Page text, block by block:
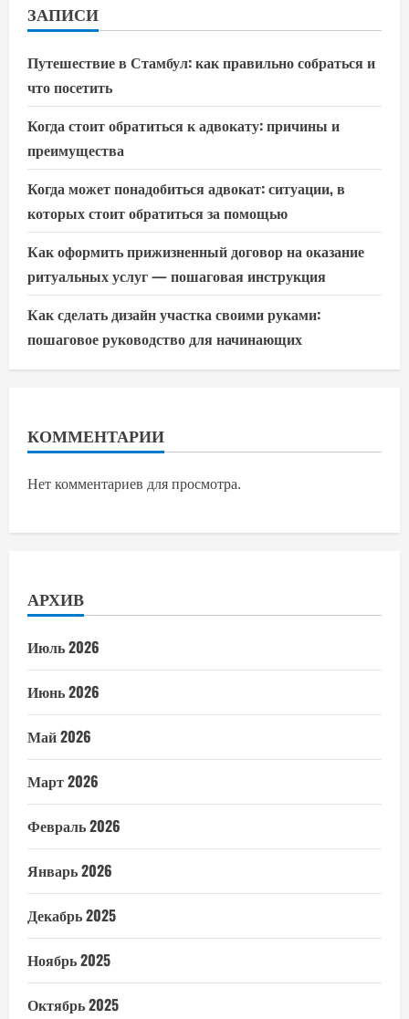
ЗАПИСИ
Путешествие в Стамбул: как правильно собраться и
что посетить
Когда стоит обратиться к адвокату: причины и
преимущества
Когда может понадобиться адвокат: ситуации, в
которых стоит обратиться за помощью
Как оформить прижизненный договор на оказание
ритуальных услуг — пошаговая инструкция
Как сделать дизайн участка своими руками:
пошаговое руководство для начинающих
КОММЕНТАРИИ
Нет комментариев для просмотра.
АРХИВ
Июль 2026
Июнь 2026
Май 2026
Март 2026
Февраль 2026
Январь 2026
Декабрь 2025
Ноябрь 2025
Октябрь 2025